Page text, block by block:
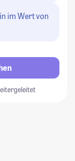
im Wert von